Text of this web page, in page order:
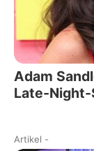
Adam
Late-
Artikel -